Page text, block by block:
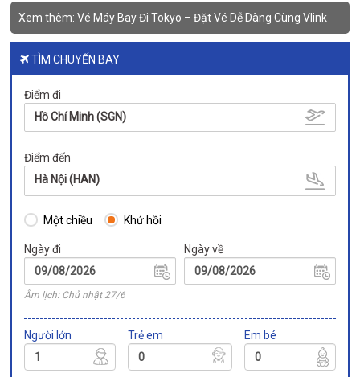
Xem thêm:Vé Máy Bay Đi Tokyo – Đặt Vé Dễ Dàng Cùng Vlink
TÌM CHUYẾN BAY
Điểm đi
Hồ Chí Minh (SGN)
Điểm đến
Hà Nội (HAN)
Một chiều Khứ hồi
Ngày đi
Âm lịch: Chủ nhật 27/6
Ngày về
Người lớn Trẻ em Em bé